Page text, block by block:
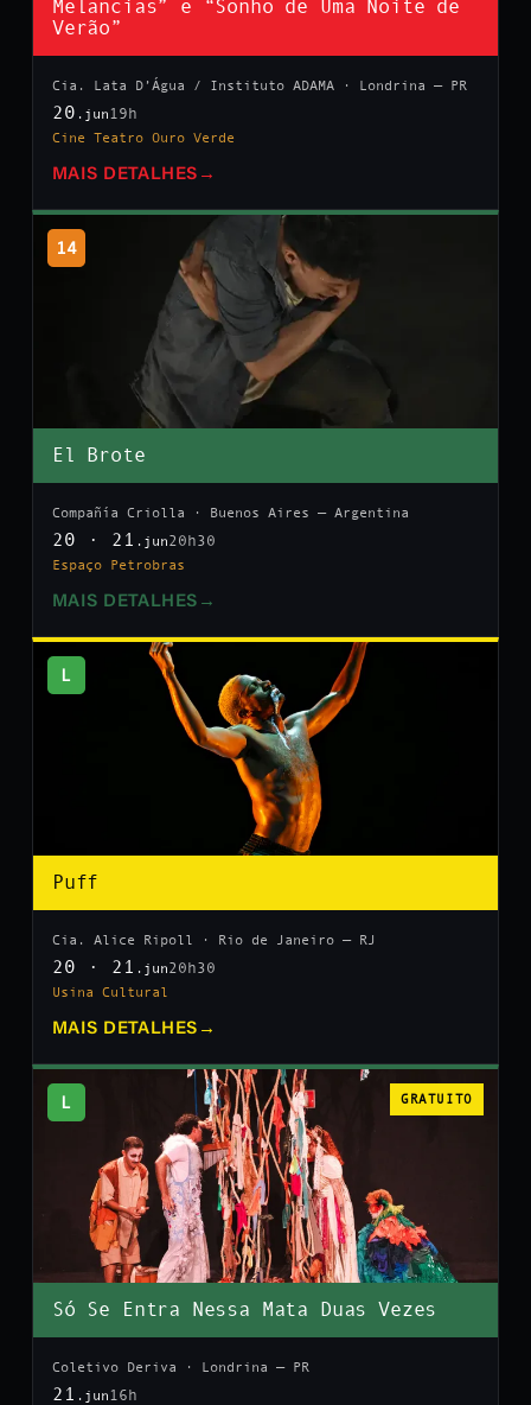
Melancias” e “Sonho de Uma Noite de
Verão”
Cia. Lata D’Água / Instituto ADAMA · Londrina — PR
20 .jun 19h
Cine Teatro Ouro Verde
MAIS DETALHES →
14
El Brote
Compañía Criolla · Buenos Aires — Argentina
20 · 21 .jun20h30
Espaço Petrobras
MAIS DETALHES →
L
Puff
Cia. Alice Ripoll · Rio de Janeiro — RJ
20 · 21 .jun20h30
Usina Cultural
MAIS DETALHES →
L GRATUITO
Só Se Entra Nessa Mata Duas Vezes
Coletivo Deriva · Londrina — PR
21 .jun 16h